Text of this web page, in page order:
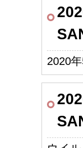
2020